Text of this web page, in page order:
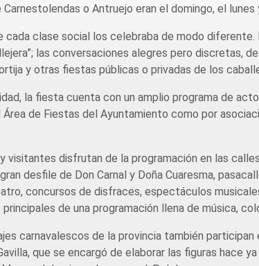
o Antruejo eran el domingo, el
cada clase social los celebraba de modo
las conversaciones alegres pero discretas,
y otras fiestas públicas o privadas de los
la fiesta cuenta con un amplio programa de
de Fiestas del Ayuntamiento como por
visitantes disfrutan de la programación en las
desfile de Don Carnal y Doña Cuaresma,
concursos de disfraces, espectáculos
de una programación llena de música,
carnavalescos de la provincia también participan
que se encargó de elaborar las figuras hace